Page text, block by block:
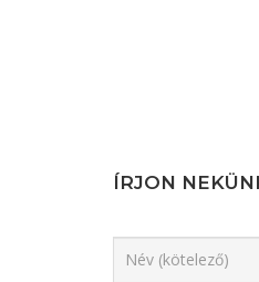
ÍRJON